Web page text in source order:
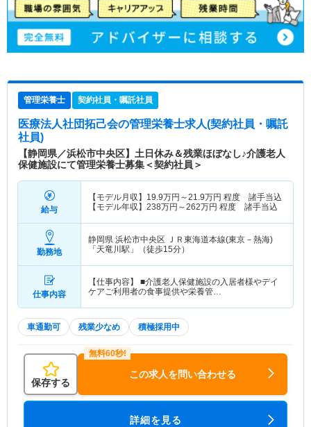
管理栄養士 契約社員・嘱託社員
医療法人社団拓己会の管理栄養士求人(契約社員・嘱託
社員)
【静岡県／浜松市中央区】土日休み＆残業ほぼなし♪介護老人
保健施設にて管理栄養士募集＜契約社員＞
給与
【モデル月収】 19.9万円～21.9万円 程度 諸手当込
【モデル年収】 238万円～262万円 程度 諸手当込
勤務地
静岡県 浜松市中央区 ＪＲ東海道本線(東京－熱海)
「天竜川駅」（徒歩15分）
仕事内容
【仕事内容】 ■介護老人保健施設の入居者様やデイ
ケアご利用者の食事提供や栄養管…
車通勤可 残業少なめ 積極採用中
保存する
この求人を問い合わせる
詳細を見る